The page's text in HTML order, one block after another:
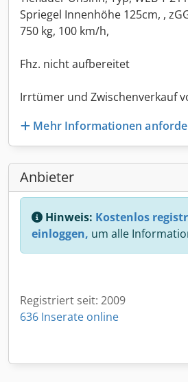
Spriegel Innenhöhe 125cm, ,
750 kg, 100 km/h,
Fhz. nicht aufbereitet
Irrtümer und Zwischenverkauf
Mehr Informationen
Anbieter
Hinweis: Kostenlos
einloggen, um alle
Registriert seit: 2009
636 Inserate online